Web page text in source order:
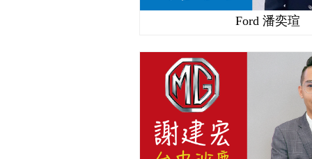
Ford 潘奕瑄